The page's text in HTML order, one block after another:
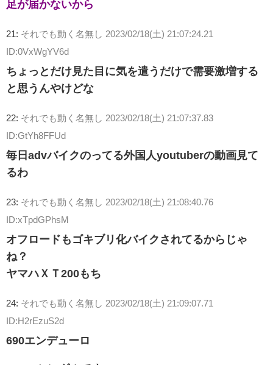
足が届かないから
21: それでも動く名無し 2023/02/18(土) 21:07:24.21
ID:0VxWgYV6d
ちょっとだけ見た目に気を遣うだけで需要激増する
と思うんやけどな
22: それでも動く名無し 2023/02/18(土) 21:07:37.83
ID:GtYh8FFUd
毎日advバイクのってる外国人youtuberの動画見て
るわ
23: それでも動く名無し 2023/02/18(土) 21:08:40.76
ID:xTpdGPhsM
オフロードもゴキブリ化バイクされてるからじゃ
ね？
ヤマハＸＴ200もち
24: それでも動く名無し 2023/02/18(土) 21:09:07.71
ID:H2rEzuS2d
690エンデューロ